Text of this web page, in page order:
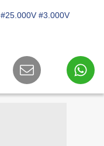
#25.000V #3.000V